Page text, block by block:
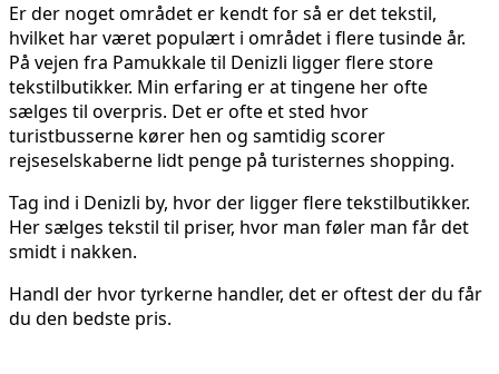
Er der noget området er kendt for så er det tekstil,
hvilket har været populært i området i flere tusinde år.
På vejen fra Pamukkale til Denizli ligger flere store
tekstilbutikker. Min erfaring er at tingene her ofte
sælges til overpris. Det er ofte et sted hvor
turistbusserne kører hen og samtidig scorer
rejseselskaberne lidt penge på turisternes shopping.
Tag ind i Denizli by, hvor der ligger flere tekstilbutikker.
Her sælges tekstil til priser, hvor man føler man får det
smidt i nakken.
Handl der hvor tyrkerne handler, det er oftest der du får
du den bedste pris.